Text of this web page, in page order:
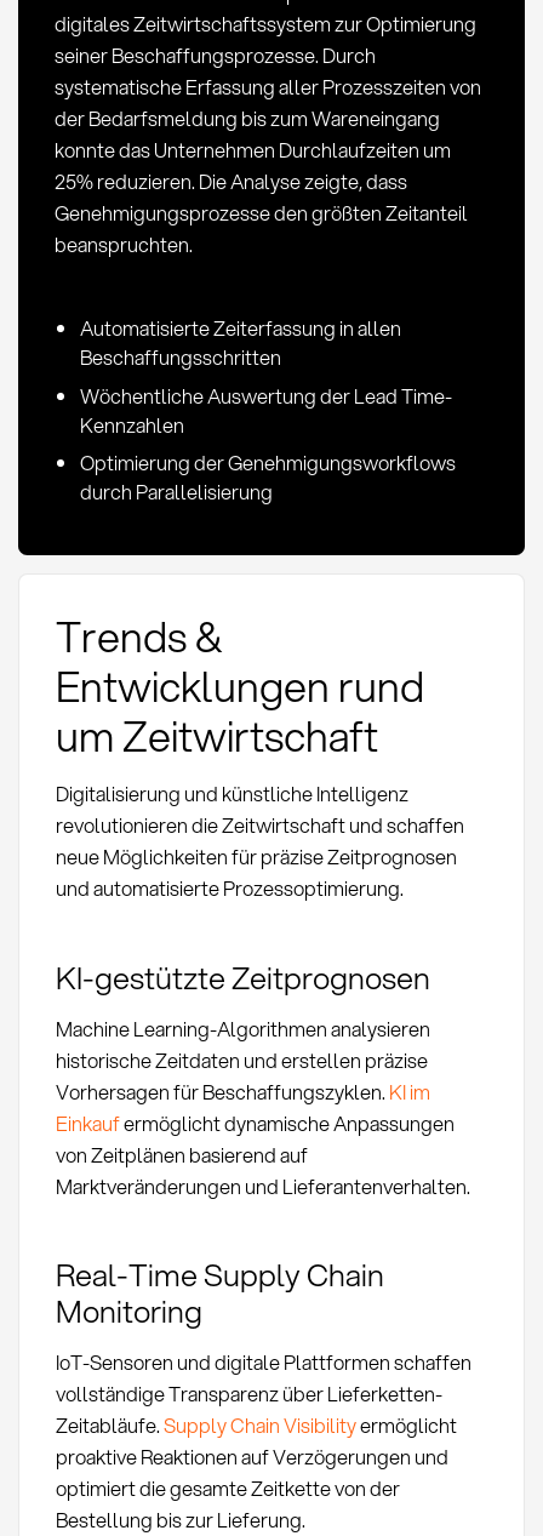
digitales Zeitwirtschaftssystem zur Optimierung
seiner Beschaffungsprozesse. Durch
systematische Erfassung aller Prozesszeiten von
der Bedarfsmeldung bis zum Wareneingang
konnte das Unternehmen Durchlaufzeiten um
25% reduzieren. Die Analyse zeigte, dass
Genehmigungsprozesse den größten Zeitanteil
beanspruchten.
Automatisierte Zeiterfassung in allen
Beschaffungsschritten
Wöchentliche Auswertung der Lead Time-
Kennzahlen
Optimierung der Genehmigungsworkflows
durch Parallelisierung
Trends &
Entwicklungen rund
um Zeitwirtschaft
Digitalisierung und künstliche Intelligenz
revolutionieren die Zeitwirtschaft und schaffen
neue Möglichkeiten für präzise Zeitprognosen
und automatisierte Prozessoptimierung.
KI-gestützte Zeitprognosen
Machine Learning-Algorithmen analysieren
historische Zeitdaten und erstellen präzise
Vorhersagen für Beschaffungszyklen. KI im
Einkaufermöglicht dynamische Anpassungen
von Zeitplänen basierend auf
Marktveränderungen und Lieferantenverhalten.
Real-Time Supply Chain
Monitoring
IoT-Sensoren und digitale Plattformen schaffen
vollständige Transparenz über Lieferketten-
Zeitabläufe.Supply Chain Visibilityermöglicht
proaktive Reaktionen auf Verzögerungen und
optimiert die gesamte Zeitkette von der
Bestellung bis zur Lieferung.